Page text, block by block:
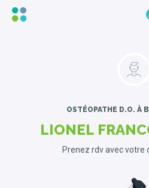
OSTÉOPATHE D.O. À
LIONEL
Prenez rdv avec votre